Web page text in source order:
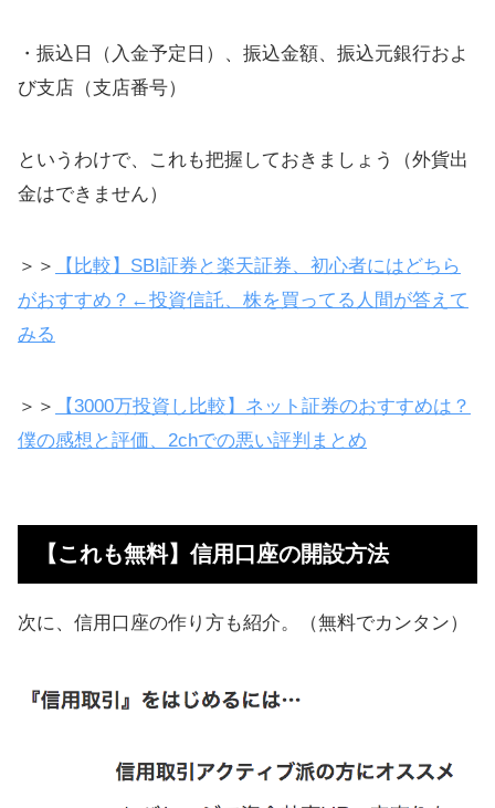
・振込日（入金予定日）、振込金額、振込元銀行およ
び支店（支店番号）
というわけで、これも把握しておきましょう（外貨出
金はできません）
＞＞
【比較】SBI証券と楽天証券、初心者にはどちら
がおすすめ？←投資信託、株を買ってる人間が答えて
みる
＞＞
【3000万投資し比較】ネット証券のおすすめは？
僕の感想と評価、2chでの悪い評判まとめ
【これも無料】信用口座の開設方法
次に、信用口座の作り方も紹介。（無料でカンタン）